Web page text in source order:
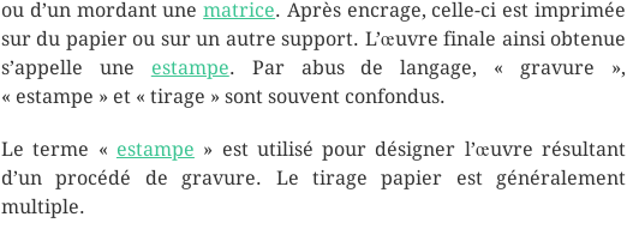
ou d’un mordant unematrice. Après encrage, celle-ci est imprimée
sur du papier ou sur un autre support. L’œuvre finale ainsi obtenue
s’appelle une estampe. Par abus de langage, « gravure »,
« estampe » et « tirage » sont souvent confondus.
Le terme « estampe » est utilisé pour désigner l’œuvre résultant
d’un procédé de gravure. Le tirage papier est généralement
multiple.